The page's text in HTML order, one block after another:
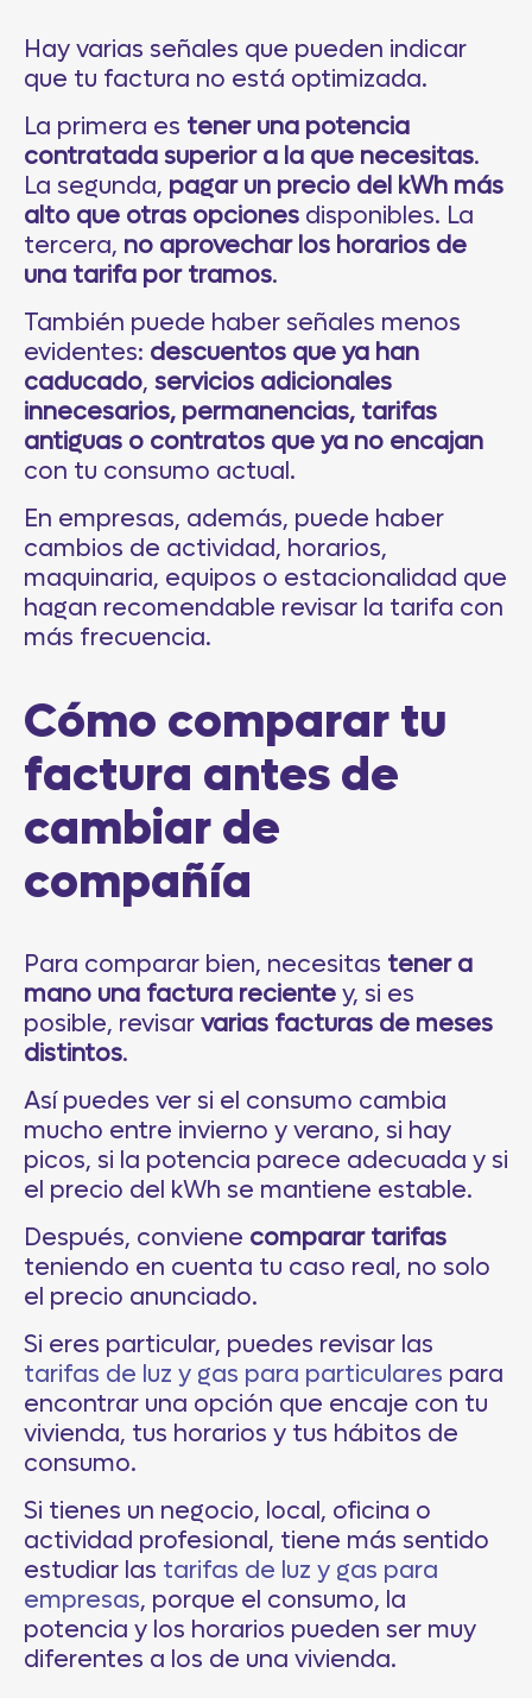
Hay varias señales que pueden indicar
que tu factura no está optimizada.
La primera es tener una potencia
contratada superior a la que necesitas.
La segunda, pagar un precio del kWh más
alto que otras opciones disponibles. La
tercera, no aprovechar los horarios de
una tarifa por tramos.
También puede haber señales menos
evidentes: descuentos que ya han
caducado, servicios adicionales
innecesarios, permanencias, tarifas
antiguas o contratos que ya no encajan
con tu consumo actual.
En empresas, además, puede haber
cambios de actividad, horarios,
maquinaria, equipos o estacionalidad que
hagan recomendable revisar la tarifa con
más frecuencia.
Cómo comparar tu
factura antes de
cambiar de
compañía
Para comparar bien, necesitas tener a
mano una factura recientey, si es
posible, revisarvarias facturas de meses
distintos.
Así puedes ver si el consumo cambia
mucho entre invierno y verano, si hay
picos, si la potencia parece adecuada y si
el precio del kWh se mantiene estable.
Después, conviene comparar tarifas
teniendo en cuenta tu caso real, no solo
el precio anunciado.
Si eres particular, puedes revisar las
tarifas de luz y gas para particulares para
encontrar una opción que encaje con tu
vivienda, tus horarios y tus hábitos de
consumo.
Si tienes un negocio, local, oficina o
actividad profesional, tiene más sentido
estudiar las tarifas de luz y gas para
empresas, porque el consumo, la
potencia y los horarios pueden ser muy
diferentes a los de una vivienda.